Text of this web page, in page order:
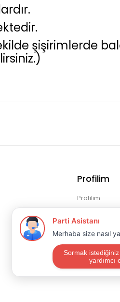
şişirimlerde
Profilim
Profilim
Sipariş
Alışveriş Listem
Mail Aboneliği